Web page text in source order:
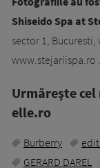
Shiseido Spa at
sector 1,
www.stejariispa.ro
Urmăreşte cel
elle.ro
Burberry
GERARD DAREL